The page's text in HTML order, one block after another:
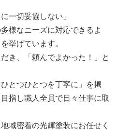
一切妥協しない」
様なニーズに対応できるよ
挙げています。
き、「頼んでよかった！」と
とつひとつを丁寧に」を掲
指し職人全員で日々仕事に取
域密着の光輝塗装にお任せく